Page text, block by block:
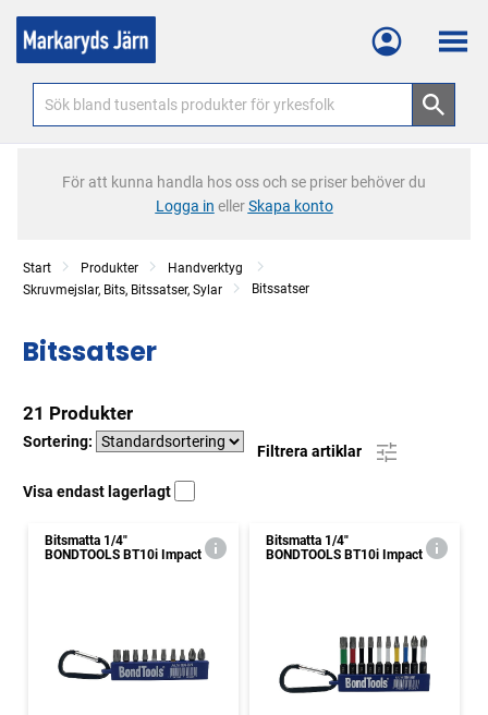
Meny
För att kunna handla hos oss och se priser behöver du
Logga in ellerSkapa konto
Start Produkter
Handverktyg
Skruvmejslar, Bits, Bitssatser, Sylar
Bitssatser
Bitssatser
21 Produkter
Sortering:
Filtrera artiklar
Visa endast lagerlagt
Bitsmatta 1/4"
BONDTOOLS BT10i Impact
Bitsmatta 1/4"
BONDTOOLS BT10i Impact